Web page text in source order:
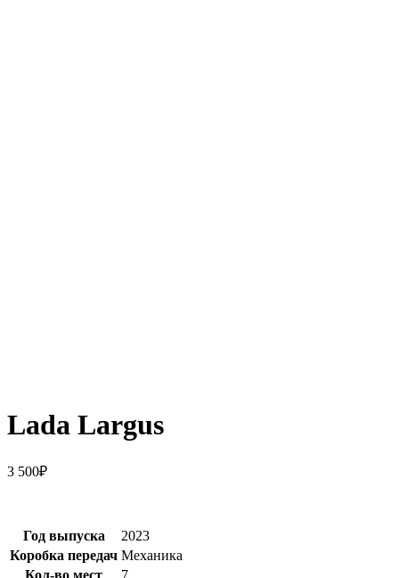
Lada Largus
3 500₽
Год выпуска
2023
Коробка передач Механика
Кол-во мест
7